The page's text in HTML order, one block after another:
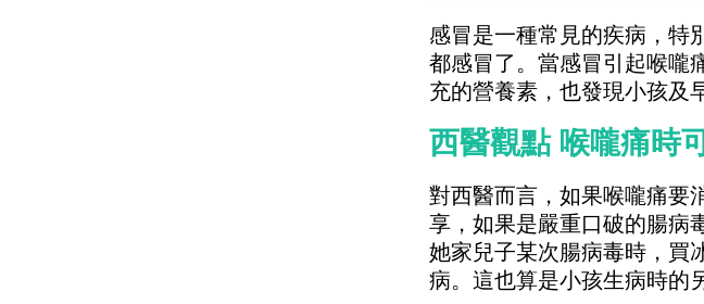
感冒是一種常見的疾病，特
都感冒了。當感冒引起喉嚨
充的營養素，也發現小孩及
西醫觀點 喉嚨痛時
對西醫而言，如果喉嚨痛要
享，如果是嚴重口破的腸病
她家兒子某次腸病毒時，買
病。這也算是小孩生病時的